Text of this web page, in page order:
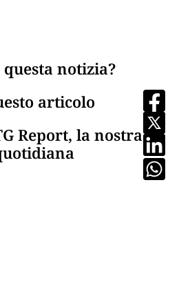
notizia?
articolo
Report, la nostra